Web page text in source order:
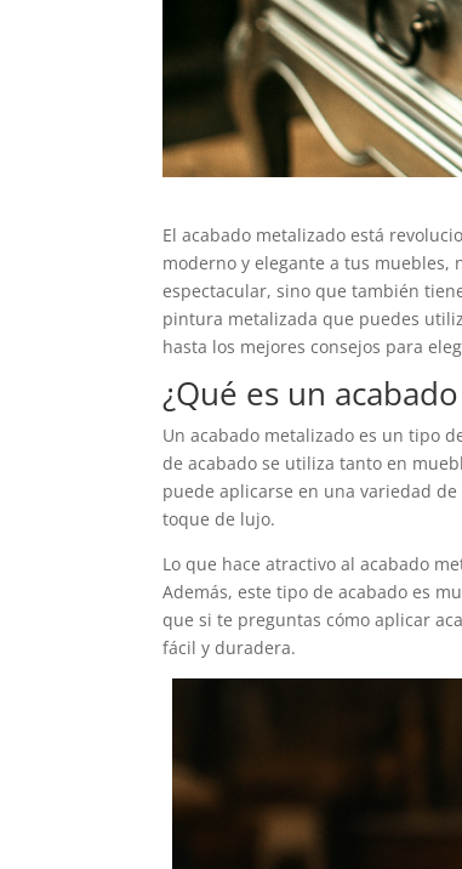
El acabado metalizado está
moderno y elegante a tus muebles,
espectacular, sino que también
pintura metalizada que puedes
hasta los mejores consejos para
¿Qué es un
Un acabado metalizado es un tipo
de acabado se utiliza tanto en
puede aplicarse en una variedad
toque de lujo.
Lo que hace atractivo al acabado
Además, este tipo de acabado es
que si te preguntas cómo aplicar
fácil y duradera.